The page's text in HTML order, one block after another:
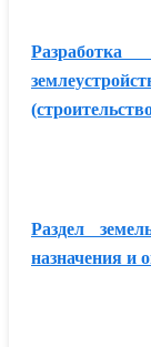
Раздел
назначения и